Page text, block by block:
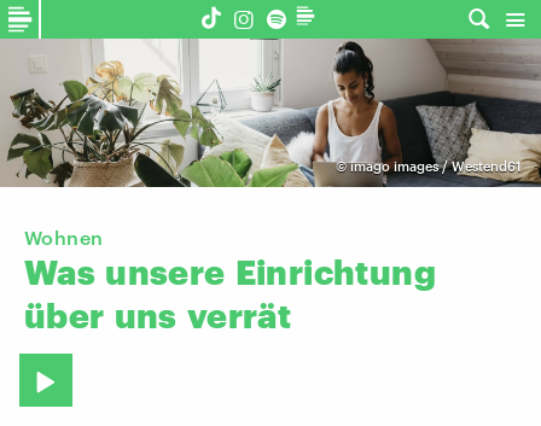
©imago images / Westend61
Wohnen
Was unsere Einrichtung
über uns verrät